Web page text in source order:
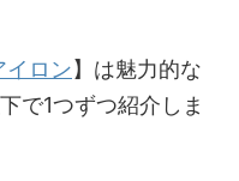
イロン】は魅力的な
で1つずつ紹介しま